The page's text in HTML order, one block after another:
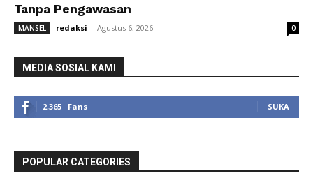
Tanpa Pengawasan
MANSEL redaksi - Agustus 6, 2026 0
MEDIA SOSIAL KAMI
2,365 Fans SUKA
POPULAR CATEGORIES